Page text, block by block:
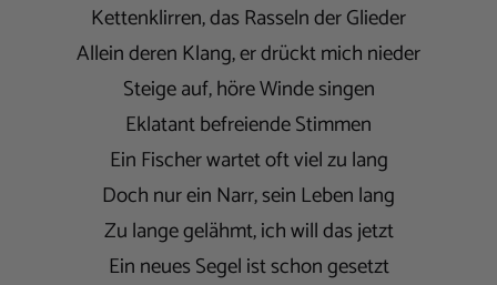
Kettenklirren, das Rasseln der Glieder
Allein deren Klang, er drückt mich nieder
Steige auf, höre Winde singen
Eklatant befreiende Stimmen
Ein Fischer wartet oft viel zu lang
Doch nur ein Narr, sein Leben lang
Zu lange gelähmt, ich will das jetzt
Ein neues Segel ist schon gesetzt